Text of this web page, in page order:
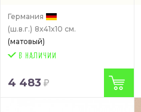
Германия
(ш.в.г.) 8x41x10 см.
(матовый)
4 483